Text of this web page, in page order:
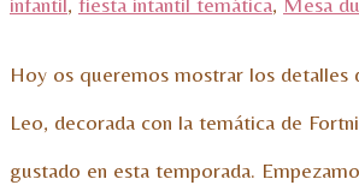
Hoy os queremos mostrar los detalles
Leo, decorada con la temática de
gustado en esta temporada.